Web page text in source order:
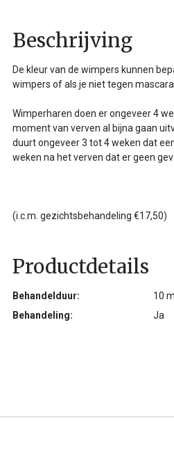
Beschrijving
De kleur van de wimpers kunnen
wimpers of als je niet tegen
Wimperharen doen er ongeveer 4
moment van verven al bijna gaan
duurt ongeveer 3 tot 4 weken dat
weken na het verven dat er geen
(i.c.m. gezichtsbehandeling €17,50)
Productdetails
Behandelduur:
10
Behandeling:
Ja